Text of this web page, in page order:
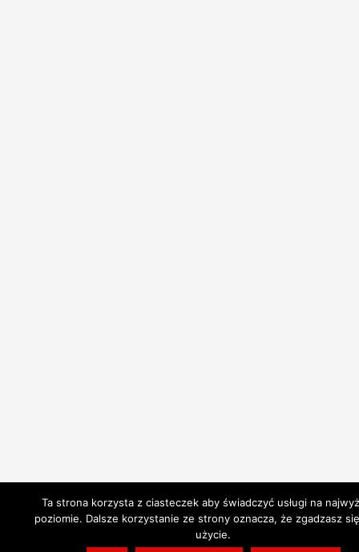
Ta strona korzysta z ciasteczek aby świadczyć usługi na
poziomie. Dalsze korzystanie ze strony oznacza, że zgadzasz
użycie.